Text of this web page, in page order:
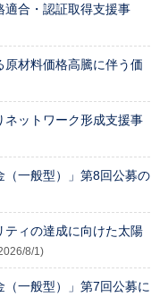
適合・認証取得支援事
原材料価格高騰に伴う価
ネットワーク形成支援事
（一般型）」第8回公募の
ティの達成に向けた太陽
8/1)
（一般型）」第7回公募に